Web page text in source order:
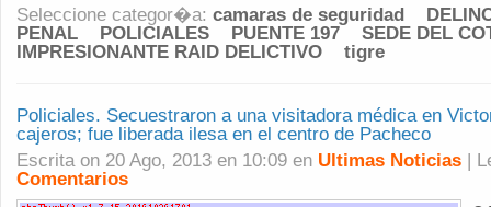
Seleccione categor�a: camaras de seguridad
PENAL
POLICIALES PUENTE 197
SEDE DEL
IMPRESIONANTE RAID DELICTIVO
tigre
Policiales. Secuestraron a una visitadora médica en
cajeros; fue liberada ilesa en el centro de Pacheco
Escrita on 20 Ago, 2013 en 10:09 en Ultimas Noticias |
Comentarios